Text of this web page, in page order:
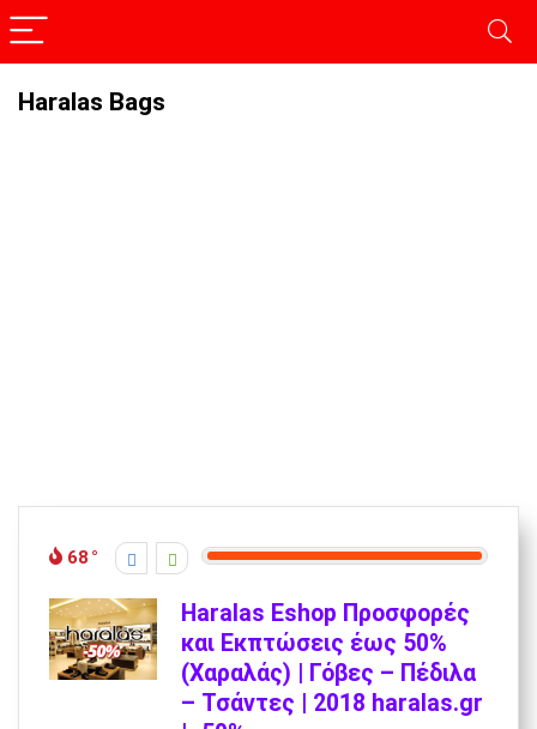
Haralas Bags
68
Haralas Eshop Προσφορές
και Εκπτώσεις έως 50%
(Χαραλάς) | Γόβες – Πέδιλα
– Τσάντες | 2018 haralas.gr